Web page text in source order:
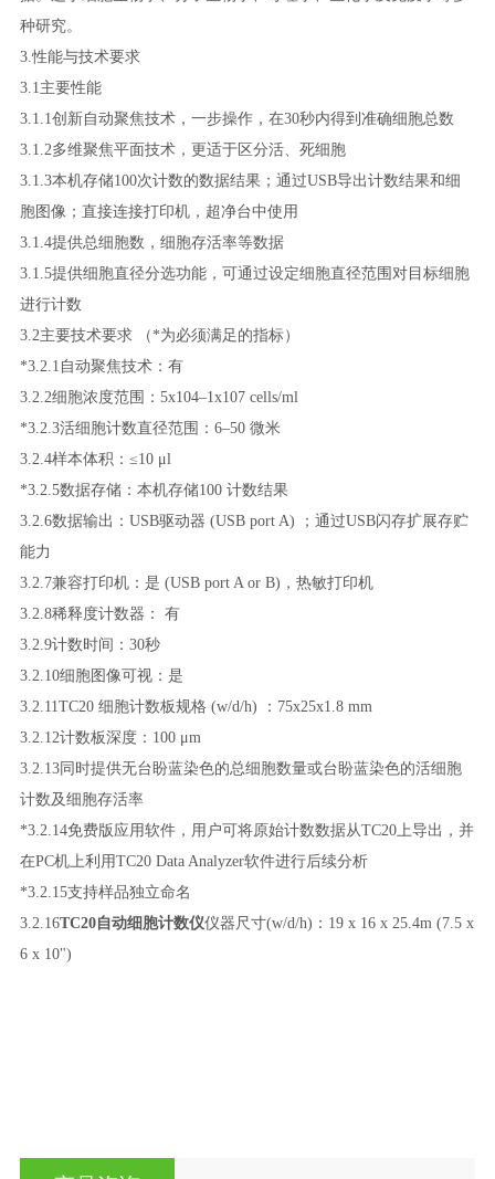
种研究。
3.性能与技术要求
3.1主要性能
3.1.1创新自动聚焦技术，一步操作，在30秒内得到准确细胞总数
3.1.2多维聚焦平面技术，更适于区分活、死细胞
3.1.3本机存储100次计数的数据结果；通过USB导出计数结果和细
胞图像；直接连接打印机，超净台中使用
3.1.4提供总细胞数，细胞存活率等数据
3.1.5提供细胞直径分选功能，可通过设定细胞直径范围对目标细胞
进行计数
3.2主要技术要求 （*为必须满足的指标）
*3.2.1自动聚焦技术：有
3.2.2细胞浓度范围：5x104–1x107 cells/ml
*3.2.3活细胞计数直径范围：6–50 微米
3.2.4样本体积：≤10 μl
*3.2.5数据存储：本机存储100 计数结果
3.2.6数据输出：USB驱动器 (USB port A) ；通过USB闪存扩展存贮
能力
3.2.7兼容打印机：是 (USB port A or B)，热敏打印机
3.2.8稀释度计数器： 有
3.2.9计数时间：30秒
3.2.10细胞图像可视：是
3.2.11TC20 细胞计数板规格 (w/d/h) ：75x25x1.8 mm
3.2.12计数板深度：100 μm
3.2.13同时提供无台盼蓝染色的总细胞数量或台盼蓝染色的活细胞
计数及细胞存活率
*3.2.14免费版应用软件，用户可将原始计数数据从TC20上导出，并
在PC机上利用TC20 Data Analyzer软件进行后续分析
*3.2.15支持样品独立命名
3.2.16TC20自动细胞计数仪仪器尺寸(w/d/h)：19 x 16 x 25.4m (7.5 x
6 x 10")